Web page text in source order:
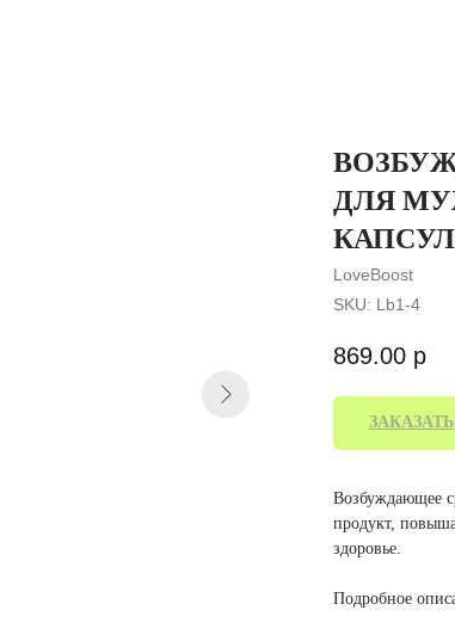
ДЛЯ
LoveBoost
SKU: Lb1-4
869.00 р
ЗАКАЗАТЬ
Возбуждающее
продукт,
здоровье.
Подробное